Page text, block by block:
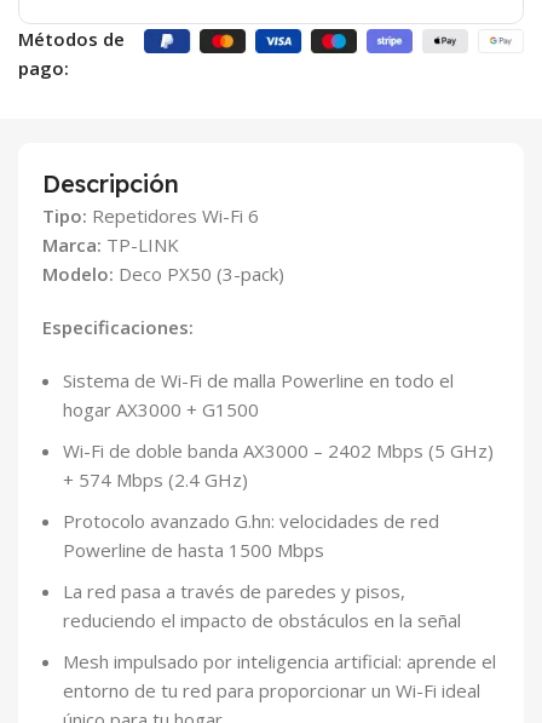
Métodos de
pago:
Descripción
Tipo: Repetidores Wi-Fi 6
Marca: TP-LINK
Modelo: Deco PX50 (3-pack)
Especificaciones:
Sistema de Wi-Fi de malla Powerline en todo el
hogar AX3000 + G1500
Wi-Fi de doble banda AX3000 – 2402 Mbps (5 GHz)
+ 574 Mbps (2.4 GHz)
Protocolo avanzado G.hn: velocidades de red
Powerline de hasta 1500 Mbps
La red pasa a través de paredes y pisos,
reduciendo el impacto de obstáculos en la señal
Mesh impulsado por inteligencia artificial: aprende el
entorno de tu red para proporcionar un Wi-Fi ideal